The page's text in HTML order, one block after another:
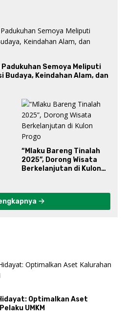
Semoya Meliputi
Budaya, Keindahan Alam, dan
“Mlaku Bareng Tinalah
2025”, Dorong Wisata
Berkelanjutan di Kulon
Optimalkan Aset
UMKM